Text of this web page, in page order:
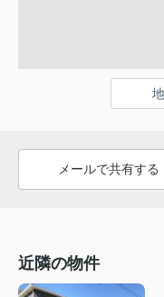
メールで共有する
近隣の物件